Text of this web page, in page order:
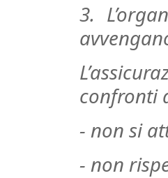
3.
confronti
- non si
- non